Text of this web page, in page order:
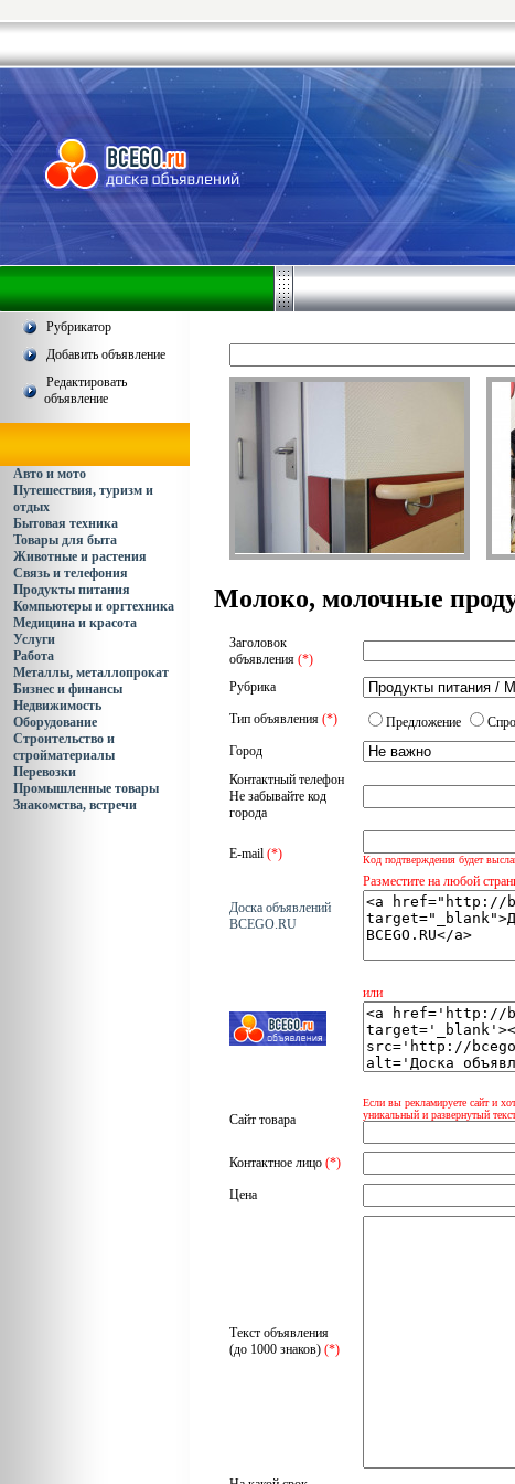
Рубрикатор
Добавить объявление
Редактировать
объявление
Авто и мото
Путешествия, туризм и
отдых
Бытовая техника
Товары для быта
Животные и растения
Связь и телефония
Продукты питания
Компьютеры и оргтехника
Медицина и красота
Услуги
Работа
Металлы, металлопрокат
Бизнес и финансы
Недвижимость
Оборудование
Строительство и
стройматериалы
Перевозки
Промышленные товары
Знакомства, встречи
Молоко, молочные
Заголовок
объявления (*)
Рубрика
Тип объявления (*) Предложение
Город
Контактный телефон
Не забывайте код
города
E-mail (*) Код подтверждения будет
Доска объявлений
BCEGO.RU
Разместите на любой
или
Сайт товара
Если вы рекламируете сайт и
уникальный и развернутый
Контактное лицо (*)
Цена
Текст объявления
(до 1000 знаков) (*)